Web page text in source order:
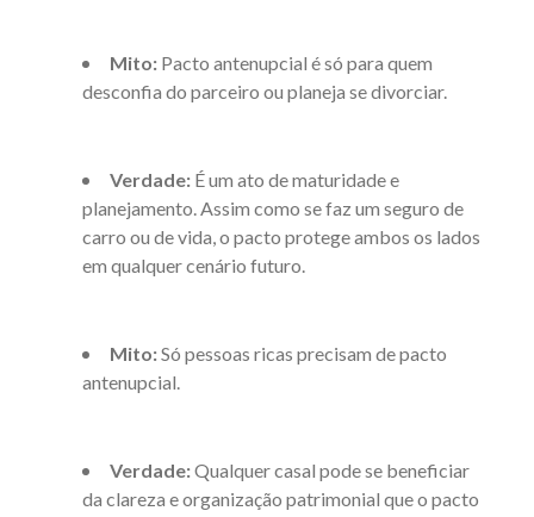
Mito: Pacto antenupcial é só para quem
desconfia do parceiro ou planeja se divorciar.
Verdade: É um ato de maturidade e
planejamento. Assim como se faz um seguro de
carro ou de vida, o pacto protege ambos os lados
em qualquer cenário futuro.
Mito:Só pessoas ricas precisam de pacto
antenupcial.
Verdade:Qualquer casal pode se beneficiar
da clareza e organização patrimonial que o pacto